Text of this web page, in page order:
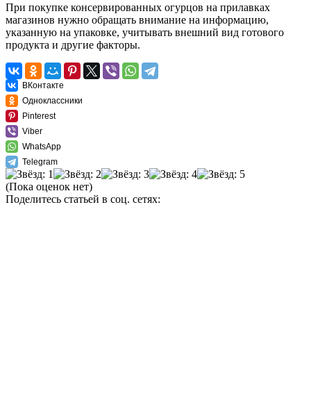
При покупке консервированных огурцов на прилавках
магазинов нужно обращать внимание на информацию,
указанную на упаковке, учитывать внешний вид готового
продукта и другие факторы.
ВКонтакте
Одноклассники
Pinterest
Viber
WhatsApp
Telegram
(Пока оценок нет)
Поделитесь статьей в соц. сетях: